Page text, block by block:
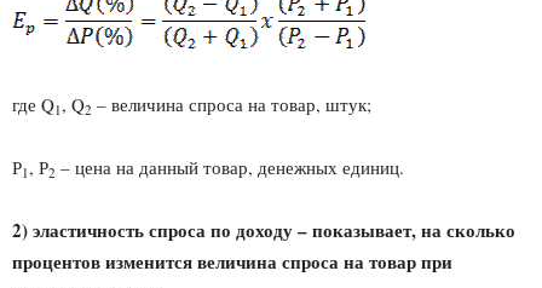
где Q1 , Q2 – величина спроса на товар, штук;
Р1 , Р2 – цена на данный товар, денежных единиц.
2) эластичность спроса по доходу – показывает, на сколько
процентов изменится величина спроса на товар при